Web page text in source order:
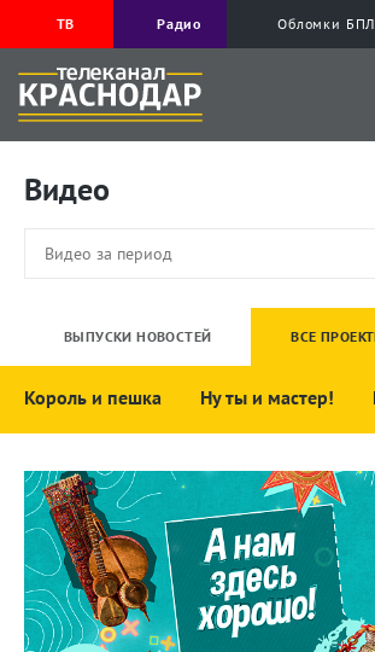
ТВ Радио Обломки
Видео
ВЫПУСКИ НОВОСТЕЙ ВСЕ
Король и пешка Ну ты и мастер!